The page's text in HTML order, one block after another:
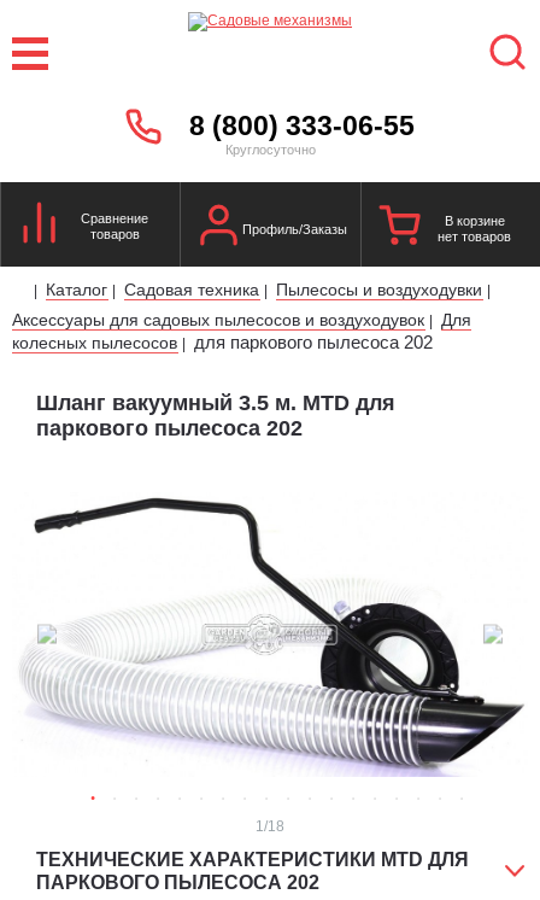
8 (800) 333-06-55
Круглосуточно
Сравнение
товаров
Профиль/Заказы
В корзине
нет товаров
| Каталог | Садовая техника | Пылесосы и воздуходувки |
Аксессуары для садовых пылесосов и воздуходувок |
Для
колесных пылесосов | для паркового пылесоса 202
Шланг вакуумный 3.5 м. MTD для
паркового пылесоса 202
1/18
ТЕХНИЧЕСКИЕ ХАРАКТЕРИСТИКИ MTD ДЛЯ
ПАРКОВОГО ПЫЛЕСОСА 202